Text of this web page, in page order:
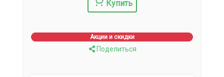
Купить
Акции и скидки
Поделиться